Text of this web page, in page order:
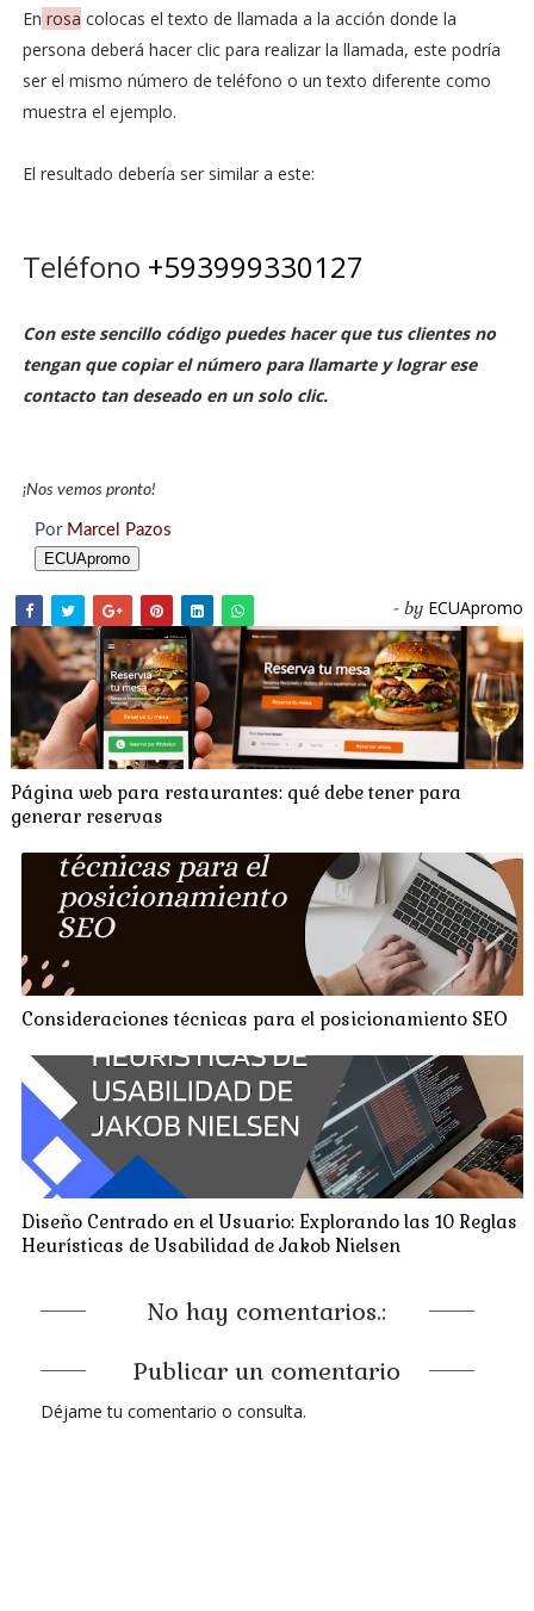
En rosa colocas el texto de llamada a la acción donde la
persona deberá hacer clic para realizar la llamada, este podría
ser el mismo número de teléfono o un texto diferente como
muestra el ejemplo.
El resultado debería ser similar a este:
Teléfono +593999330127
Con este sencillo código puedes hacer que tus clientes no
tengan que copiar el número para llamarte y lograr ese
contacto tan deseado en un solo clic.
¡Nos vemos pronto!
Por Marcel Pazos
ECUApromo
- by ECUApromo
Página web para restaurantes: qué debe tener para
generar reservas
Consideraciones técnicas para el posicionamiento SEO
Diseño Centrado en el Usuario: Explorando las 10 Reglas
Heurísticas de Usabilidad de Jakob Nielsen
No hay comentarios.:
Publicar un comentario
Déjame tu comentario o consulta.